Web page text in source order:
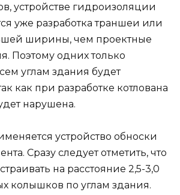
устройстве гидроизоляции
уже разработка траншеи или
ширины, чем проектные
Поэтому одних только
углам здания будет
как при разработке котлована
нарушена.
устройство обноски
Сразу следует отметить, что
на расстояние 2,5-3,0
колышков по углам здания.